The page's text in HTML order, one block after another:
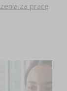
za pracę